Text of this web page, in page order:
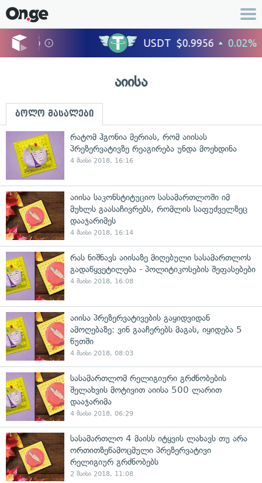
აიისა
ბოლო მასალები
რატომ ჰგონია მერიას, რომ აიისას
პრეზერვატივზე რეაგირება უნდა მოეხდინა
4 მაისი 2018, 16:16
აიისა საკონსტიტუციო სასამართლოში იმ
მუხლს გაასაჩივრებს, რომლის საფუძველზეც
დააჯარიმეს
4 მაისი 2018, 16:14
რას ნიშნავს აიისაზე მიღებული სასამართლოს
გადაწყვეტილება - პოლიტიკოსების შეფასებები
4 მაისი 2018, 16:08
აიისა პრეზერვატივების გაყიდვიდან
ამოღებაზე: ვინ გააჩერებს მაგას, იყიდება 5
წუთში
4 მაისი 2018, 08:03
სასამართლომ რელიგიური გრძნობების
შელახვის მოტივით აიისა 500 ლარით
დააჯარიმა
4 მაისი 2018, 06:29
სასამართლო 4 მაისს იტყვის ლახავს თუ არა
ორთითზეწამოცმული პრეზერვატივი
რელიგიურ გრძნობებს
2 მაისი 2018, 11:08